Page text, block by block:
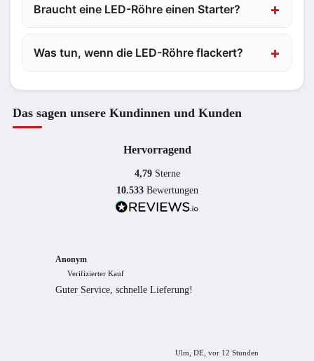
Braucht eine LED-Röhre einen Starter?
Was tun, wenn die LED-Röhre flackert?
Das sagen unsere Kundinnen und Kunden
Hervorragend
4,79 Sterne
10.533 Bewertungen
Anonym
Verifizierter Kauf
Guter Service, schnelle Lieferung!
Ulm, DE, vor 12 Stunden